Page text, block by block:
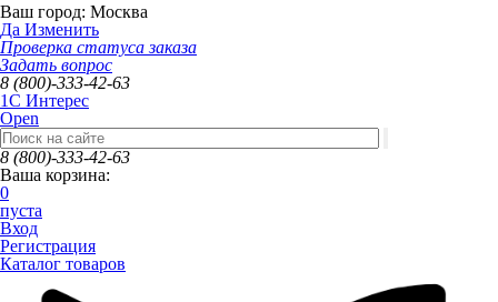
Ваш город: Москва
Да Изменить
Проверка статуса заказа
Задать вопрос
8 (800)-333-42-63
1C Интерес
Open
8 (800)-333-42-63
Ваша корзина:
0
пуста
Вход
Регистрация
Каталог товаров